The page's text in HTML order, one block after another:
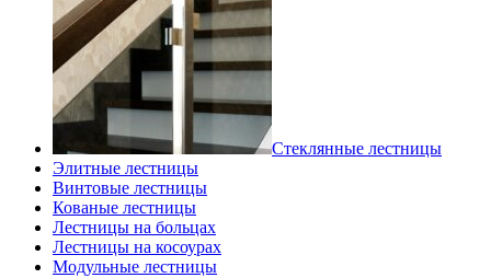
Стеклянные лестницы
Элитные лестницы
Винтовые лестницы
Кованые лестницы
Лестницы на больцах
Лестницы на косоурах
Модульные лестницы